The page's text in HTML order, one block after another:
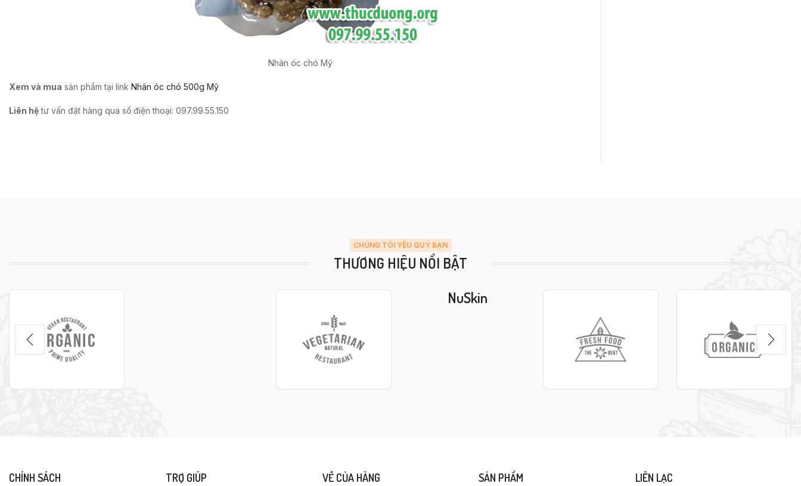
Nhân óc chó Mỹ
Xem và mua sản phẩm tại link Nhân óc chó 500g Mỹ
Liên hệtư vấn đặt hàng qua số điện thoại: 097.99.55.150
CHÚNG TÔI YÊU QUÝ BẠN
THƯƠNG HIỆU NỔI BẬT
NuSkin
CHÍNH SÁCH TRỢ GIÚP VỀ CỦA HÀNG SẢN PHẨM LIÊN LẠC